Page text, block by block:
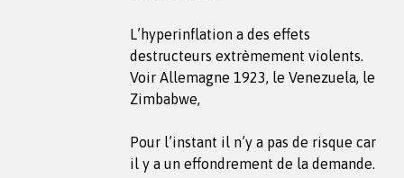
L’hyperinflation a des effets
destructeurs extrèmement violents.
Voir Allemagne 1923, le Venezuela, le
Zimbabwe,
Pour l’instant il n’y a pas de risque car
il y a un effondrement de la demande.